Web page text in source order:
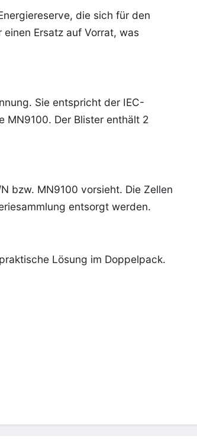
die sich für den
Ersatz auf Vorrat, was
Sie entspricht der IEC-
MN9100. Der Blister enthält 2
bzw. MN9100 vorsieht. Die Zellen
entsorgt werden.
Lösung im Doppelpack.